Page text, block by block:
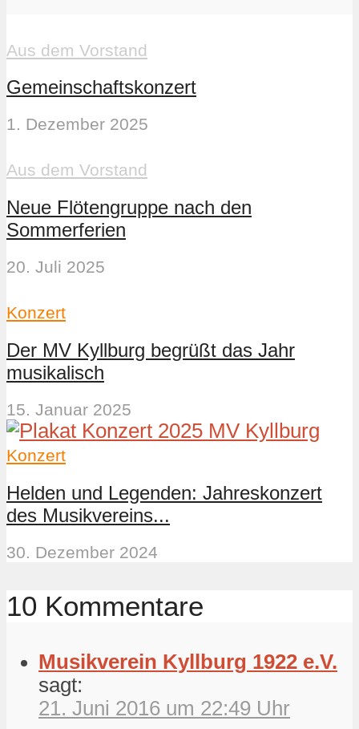
Aus dem Vorstand
Gemeinschaftskonzert
1. Dezember 2025
Aus dem Vorstand
Neue Flötengruppe nach den
Sommerferien
20. Juli 2025
Konzert
Der MV Kyllburg begrüßt das Jahr
musikalisch
15. Januar 2025
Konzert
Helden und Legenden: Jahreskonzert
des Musikvereins...
30. Dezember 2024
10 Kommentare
Musikverein Kyllburg 1922 e.V.
sagt:
21. Juni 2016 um 22:49 Uhr